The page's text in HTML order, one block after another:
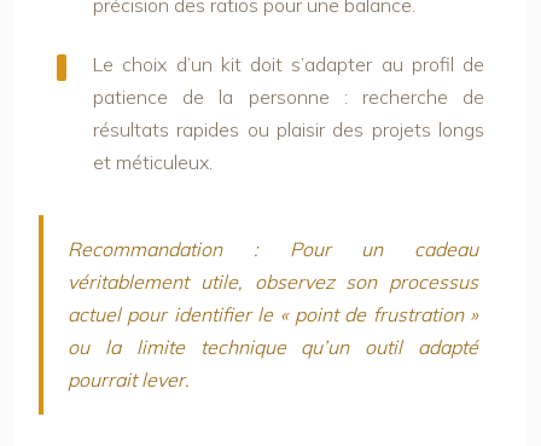
Le choix d’un kit doit s’adapter au profil de
patience de la personne : recherche de
résultats rapides ou plaisir des projets longs
et méticuleux.
Recommandation :Pour un cadeau
véritablement utile, observez son processus
actuel pour identifier le « point de frustration »
ou la limite technique qu’un outil adapté
pourrait lever.